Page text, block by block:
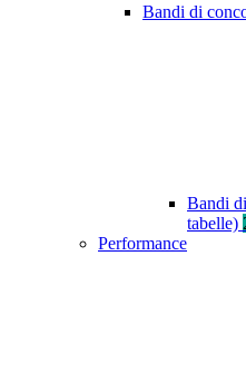
Bandi di
Bandi
tabelle)
Performance